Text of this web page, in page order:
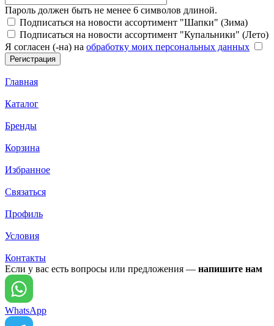
Пароль должен быть не менее 6 символов длиной.
Подписаться на новости ассортимент "Шапки" (Зима)
Подписаться на новости ассортимент "Купальники" (Лето)
Я согласен (-на) на обработку моих персональных данных
Главная
Каталог
Бренды
Корзина
Избранное
Связаться
Профиль
Условия
Контакты
Если у вас есть вопросы или предложения — напишите нам
WhatsApp